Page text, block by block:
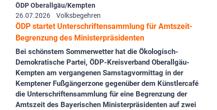
ÖDP Oberallgäu/Kempten
26.07.2026
Volksbegehren
ÖDP startet Unterschriftensammlung für Amtszeit-
Begrenzung des Ministerpräsidenten
Bei schönstem Sommerwetter hat die Ökologisch-
Demokratische Partei, ÖDP-Kreisverband Oberallgäu-
Kempten am vergangenen Samstagvormittag in der
Kemptener Fußgängerzone gegenüber dem Künstlercafé
die Unterschriftensammlung für eine Begrenzung der
Amtszeit des Bayerischen Ministerpräsidenten auf zwei